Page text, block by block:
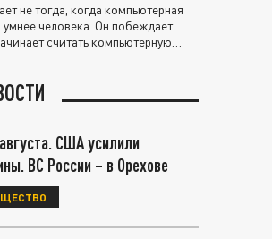
не тогда, когда компьютерная
умнее человека. Он побеждает
считать компьютерную
США усилили
ВС России – в Орехове